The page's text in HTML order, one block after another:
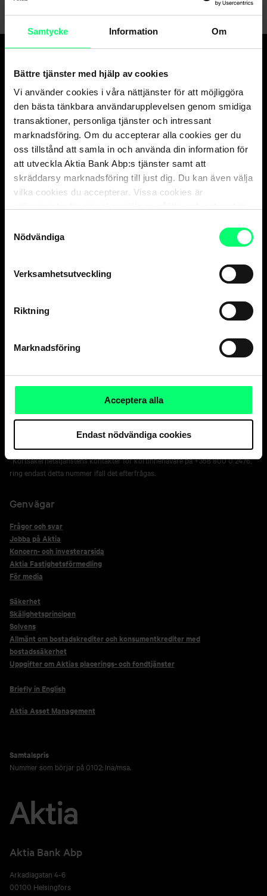
Samtycke Information Om
Bättre tjänster med hjälp av cookies
Vi använder cookies i våra nättjänster för att möjliggöra
den bästa tänkbara användarupplevelsen genom smidiga
transaktioner, personliga tjänster och intressant
marknadsföring. Om du accepterar alla cookies ger du
oss tillstånd att samla in och använda din information för
att utveckla Aktia Bank Abp:s tjänster samt att
skräddarsy marknadsföring till just dig. Du kan även välja
vilka cookies du accepterar. Vissa cookies är
Nödvändiga
Verksamhetsutveckling
Riktning
Marknadsföring
Acceptera alla
Endast nödvändiga cookies
Den goda banken.
Och suveräna
kapitalförvaltaren.
Kundservice
Privatkunder
vard. 8-18
vard. 9-16
Försäkringsärenden,Aktia Livförsäkring Ab
på sidan för ditt kort.
Aktia Finnair Visa kundservice
*Kortsäkerhetstjänstens kontakter för kortinnehavare på +358 800 0 2476,
ring endast detta nummer ifall det efterfrågas.
Genvägar
Frågor och svar
Jobba på Aktia
Koncern- och investerarsida
Aktia Fastighetsförmedling
För media
Säkerhet
Skälighetsprincipen
Solvens
Allmänt om bostadskrediter och konsumentkrediter med
bostadssäkerhet
Uppgifter om Aktias placerings- och fondtjänster
Briefly in English
Aktia Asset Management
Samtalspris
Nummer som börjar på 0102: lna/msa.
Aktia Bank Abp
Arkadiagatan 4-6
00100 Helsingfors